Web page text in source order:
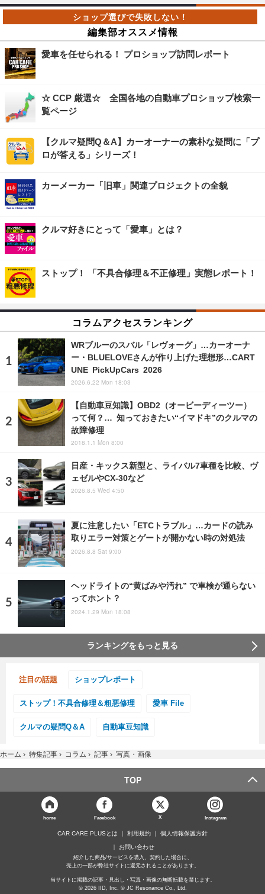
編集部オススメ情報
愛車を任せられる！ プロショップ訪問レポート
☆ CCP 厳選☆ 全国各地の自動車プロショップ検索一
覧ページ
【クルマ疑問Q＆A】カーオーナーの素朴な疑問に「プ
ロが答える」シリーズ！
カーメーカー「旧車」関連プロジェクトの全貌
クルマ好きにとって「愛車」とは？
ストップ！ 「不具合修理＆不正修理」実態レポート！
コラムアクセスランキング
WRブルーのスバル「レヴォーグ」…カーオーナ
ー・BLUELOVEさんが作り上げた理想形…CART
UNE PickUpCars 2026
2026.6.22 Mon 18:03
【自動車豆知識】OBD2（オービーディーツー）
って何？… 知っておきたい“イマドキ”のクルマの
故障修理
2018.1.1 Mon 8:00
日産・キックス新型と、ライバル7車種を比較、ヴ
ェゼルやCX-30など
2026.8.5 Wed 4:50
夏に注意したい「ETCトラブル」…カードの読み
取りエラー対策とゲートが開かない時の対処法
2026.8.8 Sat 9:00
ヘッドライトの“黄ばみや汚れ” で車検が通らない
ってホント？
2024.1.29 Mon 18:08
ランキングをもっと見る
注目の話題 ショップレポート
ストップ！不具合修理＆粗悪修理 愛車 File
クルマの疑問Q＆A 自動車豆知識
ホーム › 特集記事 › コラム › 記事 › 写真・画像
TOP
home Facebook X Instagram
CAR CARE PLUSとは 利用規約 個人情報保護方針
お問い合わせ
紹介した商品/サービスを購入、契約した場合に、
売上の一部が弊社サイトに還元されることがあります。
当サイトに掲載の記事・見出し・写真・画像の無断転載を禁じます。
© 2026 IID, Inc. © JC Resonance Co., Ltd.